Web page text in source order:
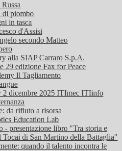
di piombo
in tasca
d'Assisi
secondo Matteo
alla SIAP Carraro S.p.A.
29 edizione Fax for Peace
Il Tagliamento
2 dicembre 2025 ITImec ITIinfo
da rifiuto a risorsa
Education Lab
- presentazione libro "Tra storia e
Tocai di San Martino della Battaglia"
quando il talento incontra le